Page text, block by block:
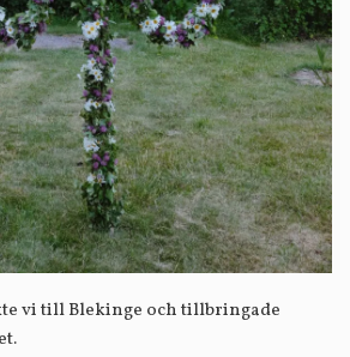
vi till Blekinge och tillbringade